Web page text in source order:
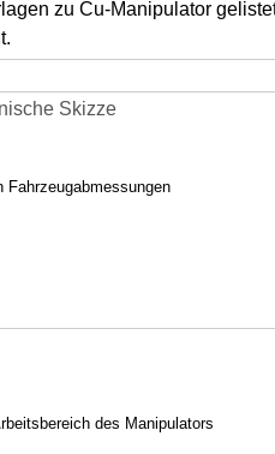
zu Cu-Manipulator
Skizze
des Manipulators